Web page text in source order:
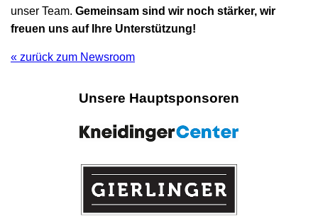
unser Team. Gemeinsam sind wir noch stärker, wir
freuen uns auf Ihre Unterstützung!
« zurück zum Newsroom
Unsere Hauptsponsoren